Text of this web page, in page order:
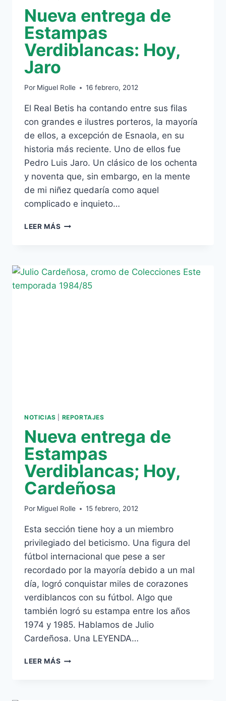
Nueva entrega de
Estampas
Verdiblancas: Hoy,
Jaro
Por Miguel Rolle 16 febrero, 2012
El Real Betis ha contando entre sus filas
con grandes e ilustres porteros, la mayoría
de ellos, a excepción de Esnaola, en su
historia más reciente. Uno de ellos fue
Pedro Luis Jaro. Un clásico de los ochenta
y noventa que, sin embargo, en la mente
de mi niñez quedaría como aquel
complicado e inquieto…
LEER MÁS NUEVA
VERDIBLANCAS:
HOY,
JARO
NOTICIAS REPORTAJES
Nueva entrega de
Estampas
Verdiblancas; Hoy,
Cardeñosa
Por Miguel Rolle 15 febrero, 2012
Esta sección tiene hoy a un miembro
privilegiado del beticismo. Una figura del
fútbol internacional que pese a ser
recordado por la mayoría debido a un mal
día, logró conquistar miles de corazones
verdiblancos con su fútbol. Algo que
también logró su estampa entre los años
1974 y 1985. Hablamos de Julio
Cardeñosa. Una LEYENDA…
LEER MÁS NUEVA